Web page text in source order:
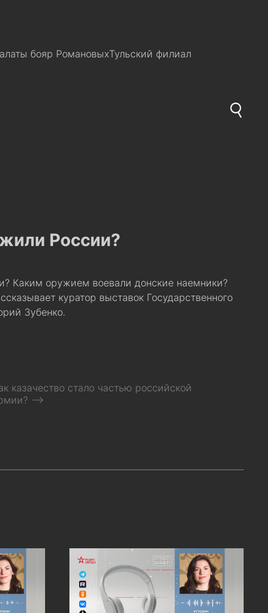
бояр РомановыхТульский филиал
России?
Каким оружием воевали донские наемники?
куратор выставок Государственного
Зубенко.
казачество стало частью российской
⟶